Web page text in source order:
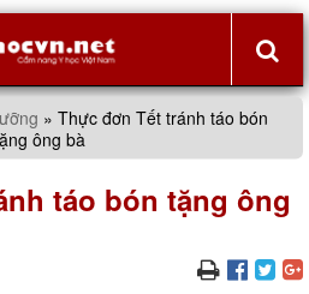
» Thực đơn Tết tránh táo bón
ông bà
táo bón tặng ông